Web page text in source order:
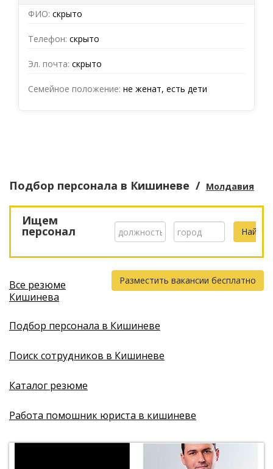
ФИО: скрыто
Телефон: скрыто
Эл. почта: скрыто
Семейное положение: не женат, есть дети
Подбор персонала в Кишиневе / Молдавия
Ищем
персонал
Разместить вакансии бесплатно
Все резюме
Кишинева
Подбор персонала в Кишиневе
Поиск сотрудников в Кишиневе
Каталог резюме
Работа помошник юриста в кишиневе